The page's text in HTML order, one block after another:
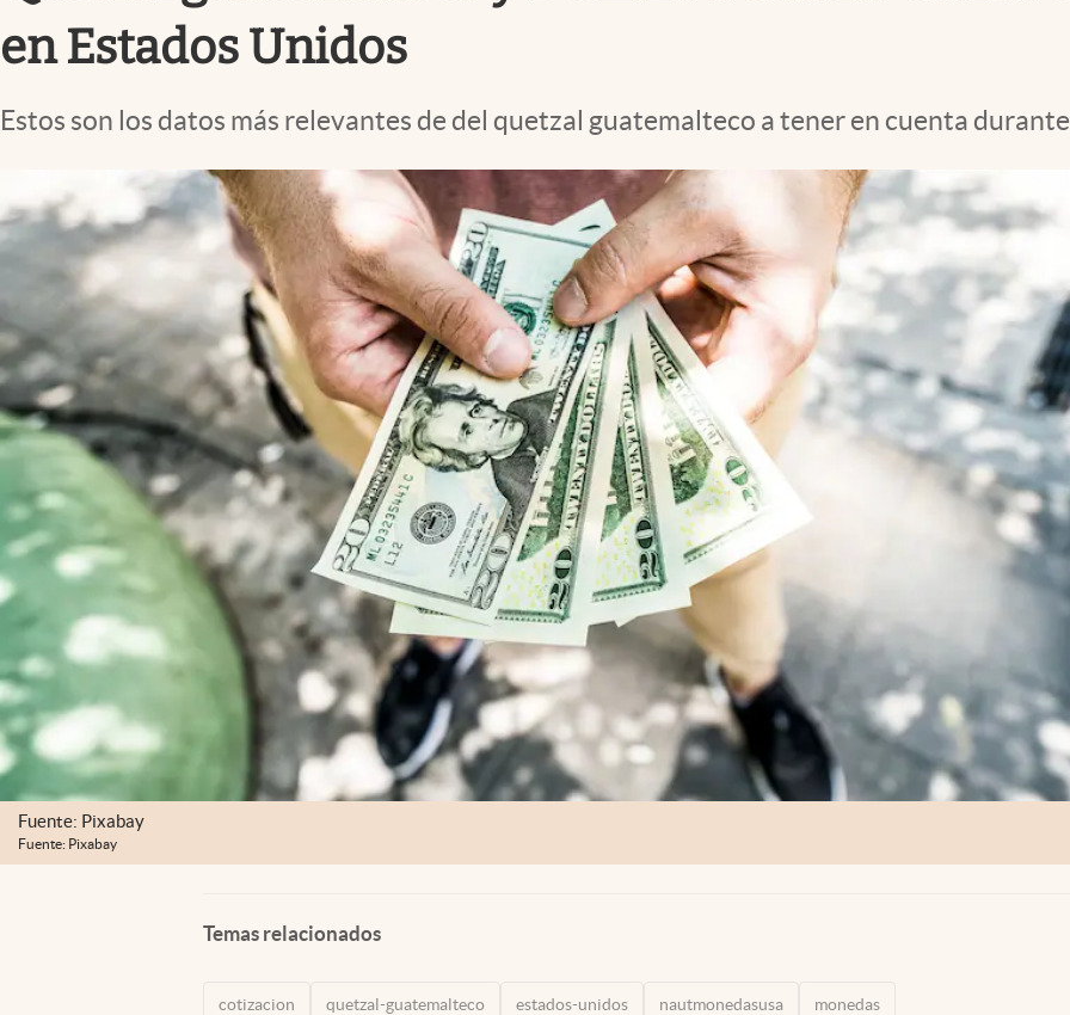
PC y mobile
en Estados Unidos
Estos son los datos más relevantes de del quetzal guatemalteco a tener en cuenta
Fuente: Pixabay
Fuente: Pixabay
Temas relacionados
cotizacion quetzal-guatemalteco estados-unidos nautmonedasusa monedas